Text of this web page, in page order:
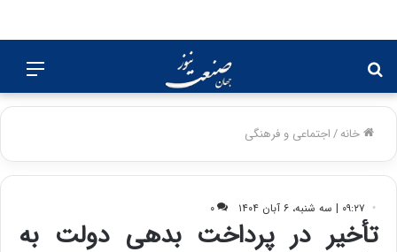
برای
خانه/اجتماعی و فرهنگی
۰۹:۲۷ | سه شنبه، ۶ آبان ۱۴۰۴ ۰
تأخیر در پرداخت بدهی دولت به